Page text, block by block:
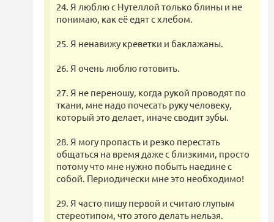
24. Я люблю с Нутеллой только блины и не
понимаю, как её едят с хлебом.
25. Я ненавижу креветки и баклажаны.
26. Я очень люблю готовить.
27. Я не переношу, когда рукой проводят по
ткани, мне надо почесать руку человеку,
который это делает, иначе сводит зубы.
28. Я могу пропасть и резко перестать
общаться на время даже с близкими, просто
потому что мне нужно побыть наедине с
собой. Периодически мне это необходимо!
29. Я часто пишу первой и считаю глупым
стереотипом, что этого делать нельзя.